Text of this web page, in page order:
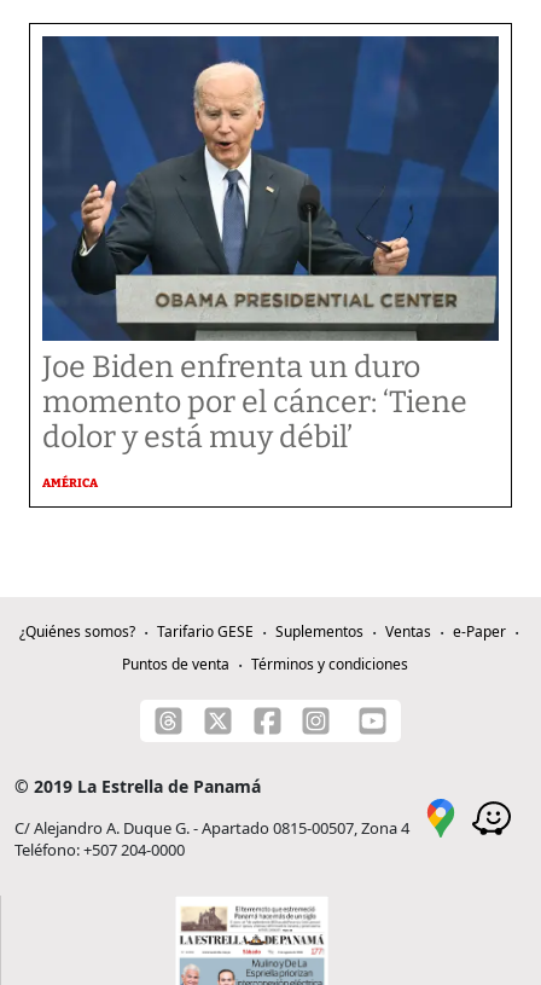
Joe Biden enfrenta un duro
momento por el cáncer: ‘Tiene
dolor y está muy débil’
AMÉRICA
¿Quiénes somos? Tarifario GESE Suplementos Ventas
e-Paper
Puntos de venta
Términos y condiciones
© 2019 La Estrella de Panamá
C/ Alejandro A. Duque G. - Apartado 0815-00507, Zona 4
Teléfono: +507 204-0000